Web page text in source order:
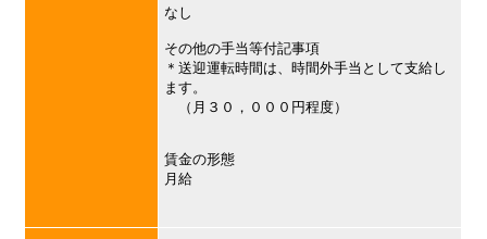
なし
その他の手当等付記事項
＊送迎運転時間は、時間外手当として支給し
ます。
（月３０，０００円程度）
賃金の形態
月給